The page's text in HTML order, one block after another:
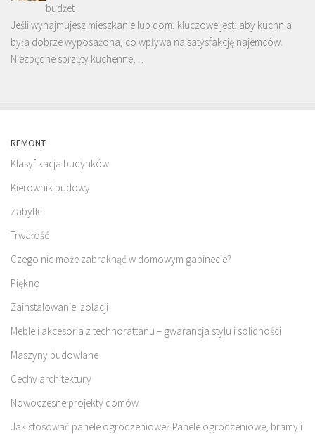
budżet
Jeśli wynajmujesz mieszkanie lub dom, kluczowe jest, aby kuchnia
była dobrze wyposażona, co wpływa na satysfakcję najemców.
Niezbędne sprzęty kuchenne, …
REMONT
Klasyfikacja budynków
Kierownik budowy
Zabytki
Trwałość
Czego nie może zabraknąć w domowym gabinecie?
Piękno
Zainstalowanie izolacji
Meble i akcesoria z technorattanu – gwarancja stylu i solidności
Maszyny budowlane
Cechy architektury
Nowoczesne projekty domów
Jak stosować panele ogrodzeniowe? Panele ogrodzeniowe, bramy i